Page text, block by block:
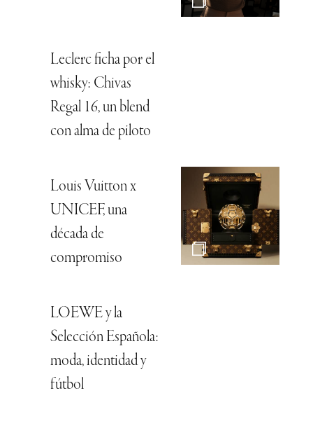
Leclerc ficha por el
whisky: Chivas
Regal 16, un blend
con alma de piloto
Louis Vuitton x
UNICEF, una
década de
compromiso
LOEWE y la
Selección Española:
moda, identidad y
fútbol